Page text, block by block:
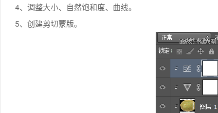
4、调整大小、自然饱和度、曲线。
5、创建剪切蒙版。